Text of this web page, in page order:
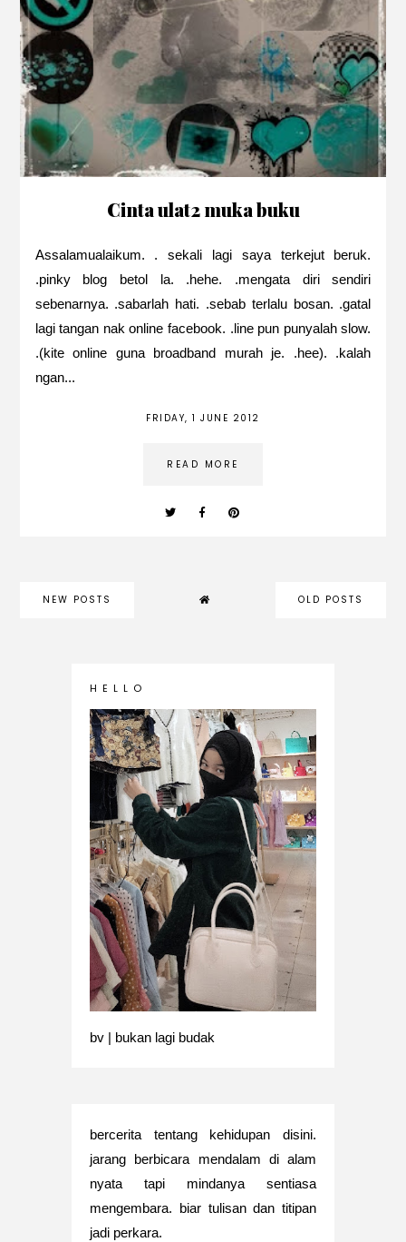
Cinta ulat2 muka buku
Assalamualaikum. . sekali lagi saya terkejut beruk.
.pinky blog betol la. .hehe. .mengata diri sendiri
sebenarnya. .sabarlah hati. .sebab terlalu bosan. .gatal
lagi tangan nak online facebook. .line pun punyalah slow.
.(kite online guna broadband murah je. .hee). .kalah
ngan...
FRIDAY, 1 JUNE 2012
READ MORE
NEW POSTS OLD POSTS
H E L L O
bv | bukan lagi budak
bercerita tentang kehidupan disini.
jarang berbicara mendalam di alam
nyata tapi mindanya sentiasa
mengembara. biar tulisan dan titipan
jadi perkara.